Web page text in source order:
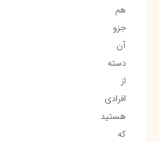
هم
جزو
آن
دسته
از
افرادی
هستید
که